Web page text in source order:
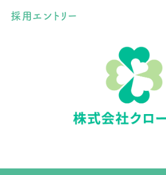
採用エントリー